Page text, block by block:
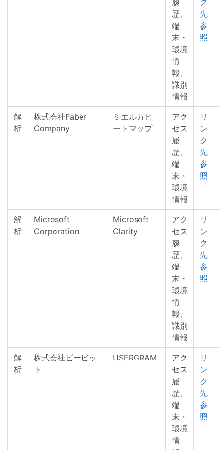
履
歴、
端
末・
環境
情
報、
識別
情報
ク
先
参
照
解
析
株式会社Faber
Company
ミエルカヒ
ートマップ
アク
セス
履
歴、
端
末・
環境
情報
リ
ン
ク
先
参
照
解
析
Microsoft
Corporation
Microsoft
Clarity
アク
セス
履
歴、
端
末・
環境
情
報、
識別
情報
リ
ン
ク
先
参
照
解
析
株式会社ビービッ
ト
USERGRAM
アク
セス
履
歴、
端
末・
環境
情
リ
ン
ク
先
参
照